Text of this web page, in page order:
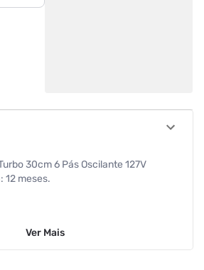
30cm 6 Pás Oscilante 127V
12 meses.
Ver Mais